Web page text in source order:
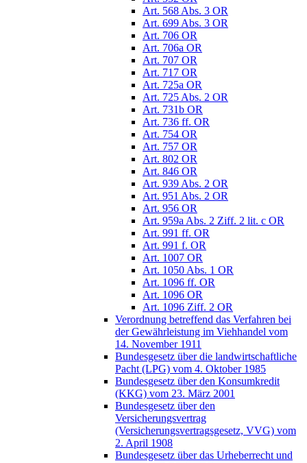
Art. 568 Abs. 3 OR
Art. 699 Abs. 3 OR
Art. 706 OR
Art. 706a OR
Art. 707 OR
Art. 717 OR
Art. 725a OR
Art. 725 Abs. 2 OR
Art. 731b OR
Art. 736 ff. OR
Art. 754 OR
Art. 757 OR
Art. 802 OR
Art. 846 OR
Art. 939 Abs. 2 OR
Art. 951 Abs. 2 OR
Art. 956 OR
Art. 959a Abs. 2 Ziff. 2 lit. c OR
Art. 991 ff. OR
Art. 991 f. OR
Art. 1007 OR
Art. 1050 Abs. 1 OR
Art. 1096 ff. OR
Art. 1096 OR
Art. 1096 Ziff. 2 OR
Verordnung betreffend das Verfahren bei
der Gewährleistung im Viehhandel vom
14. November 1911
Bundesgesetz über die landwirtschaftliche
Pacht (LPG) vom 4. Oktober 1985
Bundesgesetz über den Konsumkredit
(KKG) vom 23. März 2001
Bundesgesetz über den
Versicherungsvertrag
(Versicherungsvertragsgesetz, VVG) vom
2. April 1908
Bundesgesetz über das Urheberrecht und